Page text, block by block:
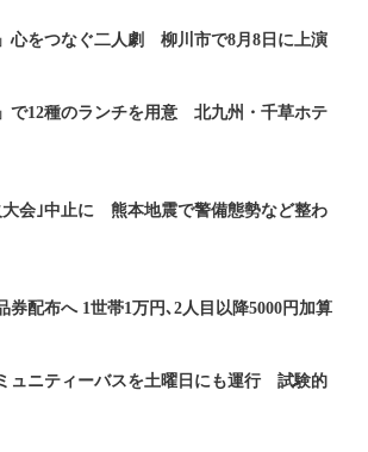
心をつなぐ二人劇 柳川市で8月8日に上演
で12種のランチを用意 北九州・千草ホテ
大会｣中止に 熊本地震で警備態勢など整わ
券配布へ 1世帯1万円､2人目以降5000円加算
ュニティーバスを土曜日にも運行 試験的